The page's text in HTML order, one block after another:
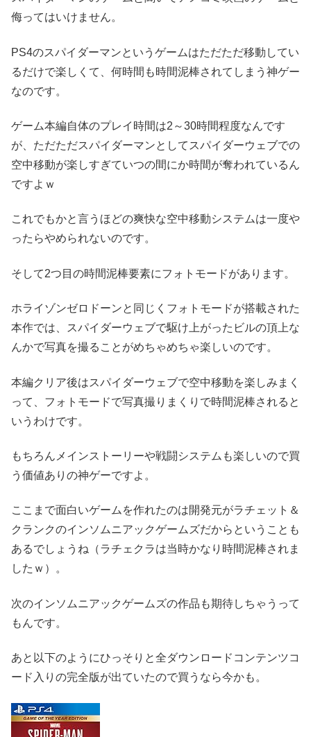
侮ってはいけません。
PS4のスパイダーマンというゲームはただただ移動してい
るだけで楽しくて、何時間も時間泥棒されてしまう神ゲー
なのです。
ゲーム本編自体のプレイ時間は2～30時間程度なんです
が、ただただスパイダーマンとしてスパイダーウェブでの
空中移動が楽しすぎていつの間にか時間が奪われているん
ですよｗ
これでもかと言うほどの爽快な空中移動システムは一度や
ったらやめられないのです。
そして2つ目の時間泥棒要素にフォトモードがあります。
ホライゾンゼロドーンと同じくフォトモードが搭載された
本作では、スパイダーウェブで駆け上がったビルの頂上な
んかで写真を撮ることがめちゃめちゃ楽しいのです。
本編クリア後はスパイダーウェブで空中移動を楽しみまく
って、フォトモードで写真撮りまくりで時間泥棒されると
いうわけです。
もちろんメインストーリーや戦闘システムも楽しいので買
う価値ありの神ゲーですよ。
ここまで面白いゲームを作れたのは開発元がラチェット＆
クランクのインソムニアックゲームズだからということも
あるでしょうね（ラチェクラは当時かなり時間泥棒されま
したｗ）。
次のインソムニアックゲームズの作品も期待しちゃうって
もんです。
あと以下のようにひっそりと全ダウンロードコンテンツコ
ード入りの完全版が出ていたので買うなら今かも。